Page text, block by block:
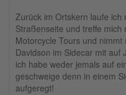
Zurück im Ortskern laufe ich
Straßenseite und treffe
Motorcycle Tours und
Davidson im Sidecar mit auf
ich habe weder jemals auf
geschweige denn in einem
aufgeregt!